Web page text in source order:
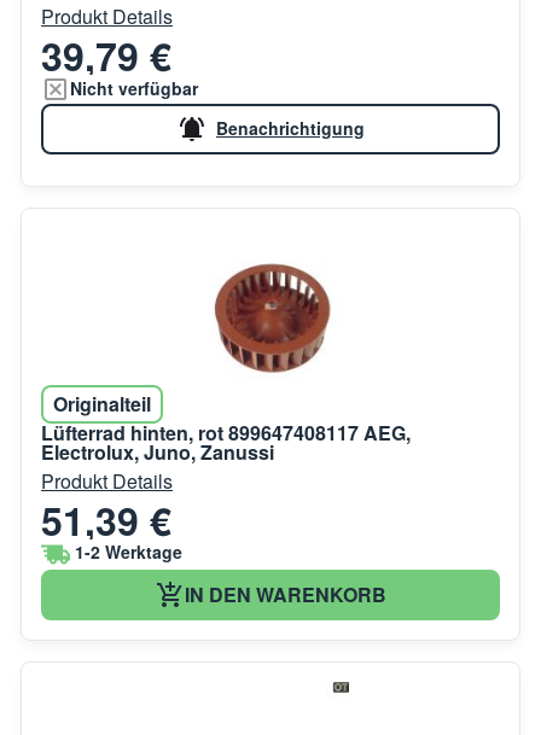
Produkt Details
39,79 €
Nicht verfügbar
Benachrichtigung
Originalteil
Lüfterrad hinten, rot 899647408117 AEG,
Electrolux, Juno, Zanussi
Produkt Details
51,39 €
1-2 Werktage
IN DEN WARENKORB